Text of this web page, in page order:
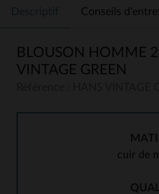
Descriptif Conseils
BLOUSON HOMME
VINTAGE GREEN
cuir de